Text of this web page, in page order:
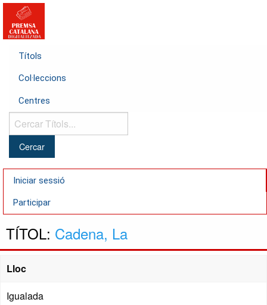
Títols
Col·leccions
Centres
Cercar
Títols...
Iniciar sessió
Participar
TÍTOL: Cadena, La
Lloc
Igualada